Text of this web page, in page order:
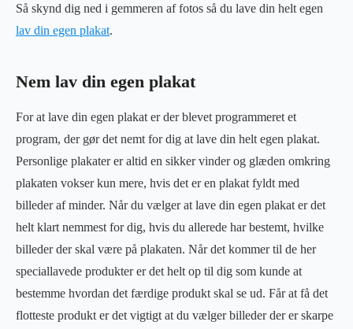
Så skynd dig ned i gemmeren af fotos så du lave din helt egen
lav din egen plakat.
Nem lav din egen plakat
For at lave din egen plakat er der blevet programmeret et
program, der gør det nemt for dig at lave din helt egen plakat.
Personlige plakater er altid en sikker vinder og glæden omkring
plakaten vokser kun mere, hvis det er en plakat fyldt med
billeder af minder. Når du vælger at lave din egen plakat er det
helt klart nemmest for dig, hvis du allerede har bestemt, hvilke
billeder der skal være på plakaten. Når det kommer til de her
speciallavede produkter er det helt op til dig som kunde at
bestemme hvordan det færdige produkt skal se ud. Får at få det
flotteste produkt er det vigtigt at du vælger billeder der er skarpe